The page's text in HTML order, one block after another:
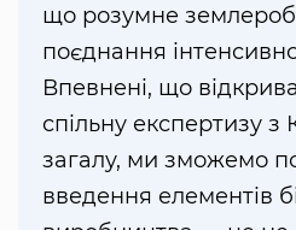
що розумне
поєднання
Впевнені, що
спільну експертизу
загалу, ми зможемо
введення елементів